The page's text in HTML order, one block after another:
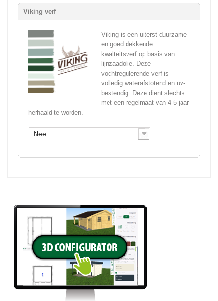
Viking verf
Viking is een uiterst duurzame
en goed dekkende
kwalteitsverf op basis van
lijnzaadolie. Deze
vochtregulerende verf is
volledig waterafstotend en uv-
bestendig. Deze dient slechts
met een regelmaat van 4-5 jaar
herhaald te worden.
Nee